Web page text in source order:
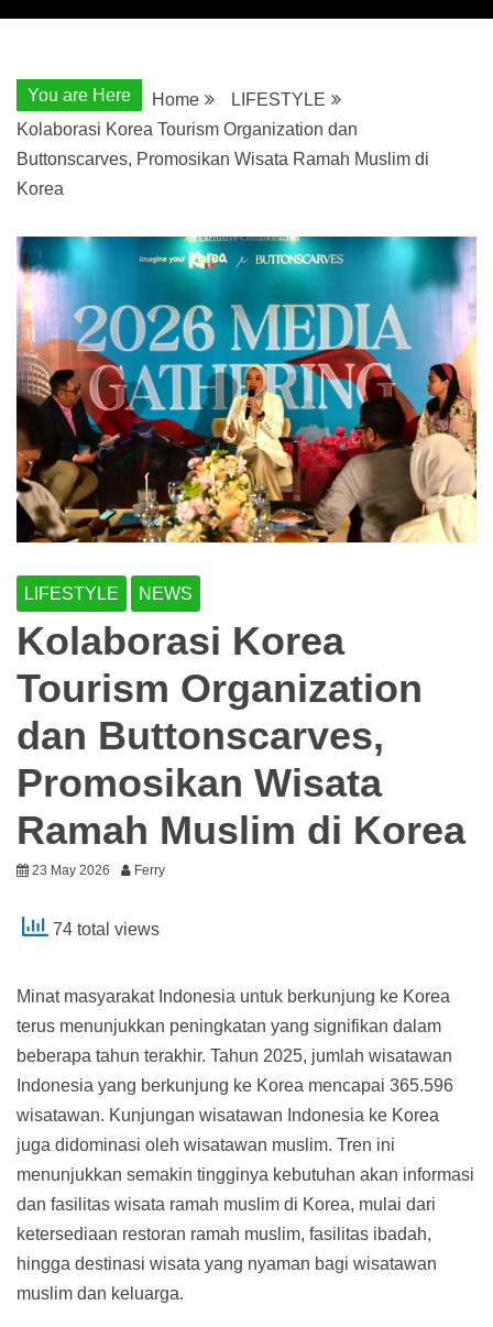
You are Here Home
LIFESTYLE
Kolaborasi Korea Tourism Organization dan
Buttonscarves, Promosikan Wisata Ramah Muslim di
Korea
LIFESTYLE NEWS
Kolaborasi Korea
Tourism Organization
dan Buttonscarves,
Promosikan Wisata
Ramah Muslim di Korea
23 May 2026 Ferry
74 total views
Minat masyarakat Indonesia untuk berkunjung ke Korea
terus menunjukkan peningkatan yang signifikan dalam
beberapa tahun terakhir. Tahun 2025, jumlah wisatawan
Indonesia yang berkunjung ke Korea mencapai 365.596
wisatawan. Kunjungan wisatawan Indonesia ke Korea
juga didominasi oleh wisatawan muslim. Tren ini
menunjukkan semakin tingginya kebutuhan akan informasi
dan fasilitas wisata ramah muslim di Korea, mulai dari
ketersediaan restoran ramah muslim, fasilitas ibadah,
hingga destinasi wisata yang nyaman bagi wisatawan
muslim dan keluarga.